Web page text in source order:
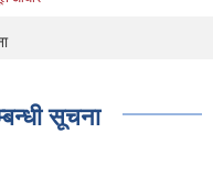
सूचना